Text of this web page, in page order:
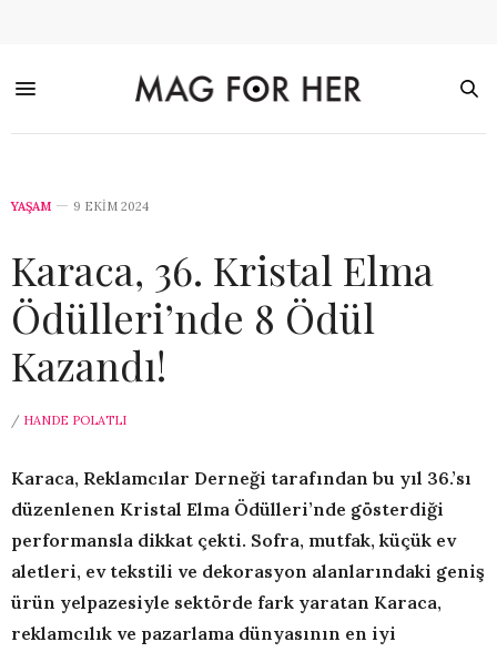
YAŞAM 9 EKIM 2024
Karaca, 36. Kristal Elma
Ödülleri’nde 8 Ödül
Kazandı!
/ HANDE POLATLI
Karaca, Reklamcılar Derneği tarafından bu yıl 36.’sı
düzenlenen Kristal Elma Ödülleri’nde gösterdiği
performansla dikkat çekti. Sofra, mutfak, küçük ev
aletleri, ev tekstili ve dekorasyon alanlarındaki geniş
ürün yelpazesiyle sektörde fark yaratan Karaca,
reklamcılık ve pazarlama dünyasının en iyi